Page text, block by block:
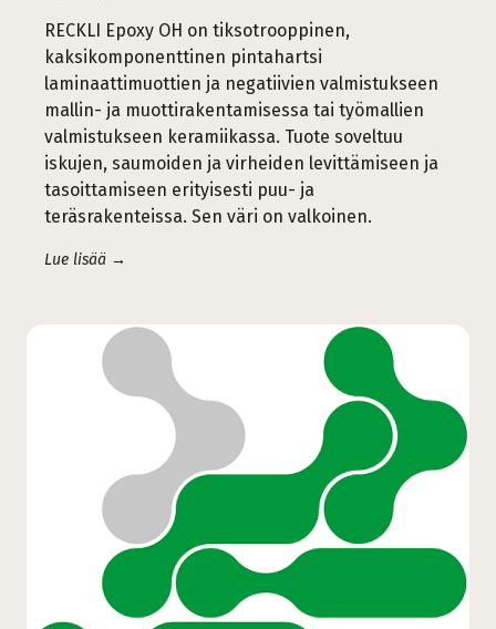
RECKLI Epoxy OH on tiksotrooppinen,
kaksikomponenttinen pintahartsi
laminaattimuottien ja negatiivien valmistukseen
mallin- ja muottirakentamisessa tai työmallien
valmistukseen keramiikassa. Tuote soveltuu
iskujen, saumoiden ja virheiden levittämiseen ja
tasoittamiseen erityisesti puu- ja
teräsrakenteissa. Sen väri on valkoinen.
Lue lisää →